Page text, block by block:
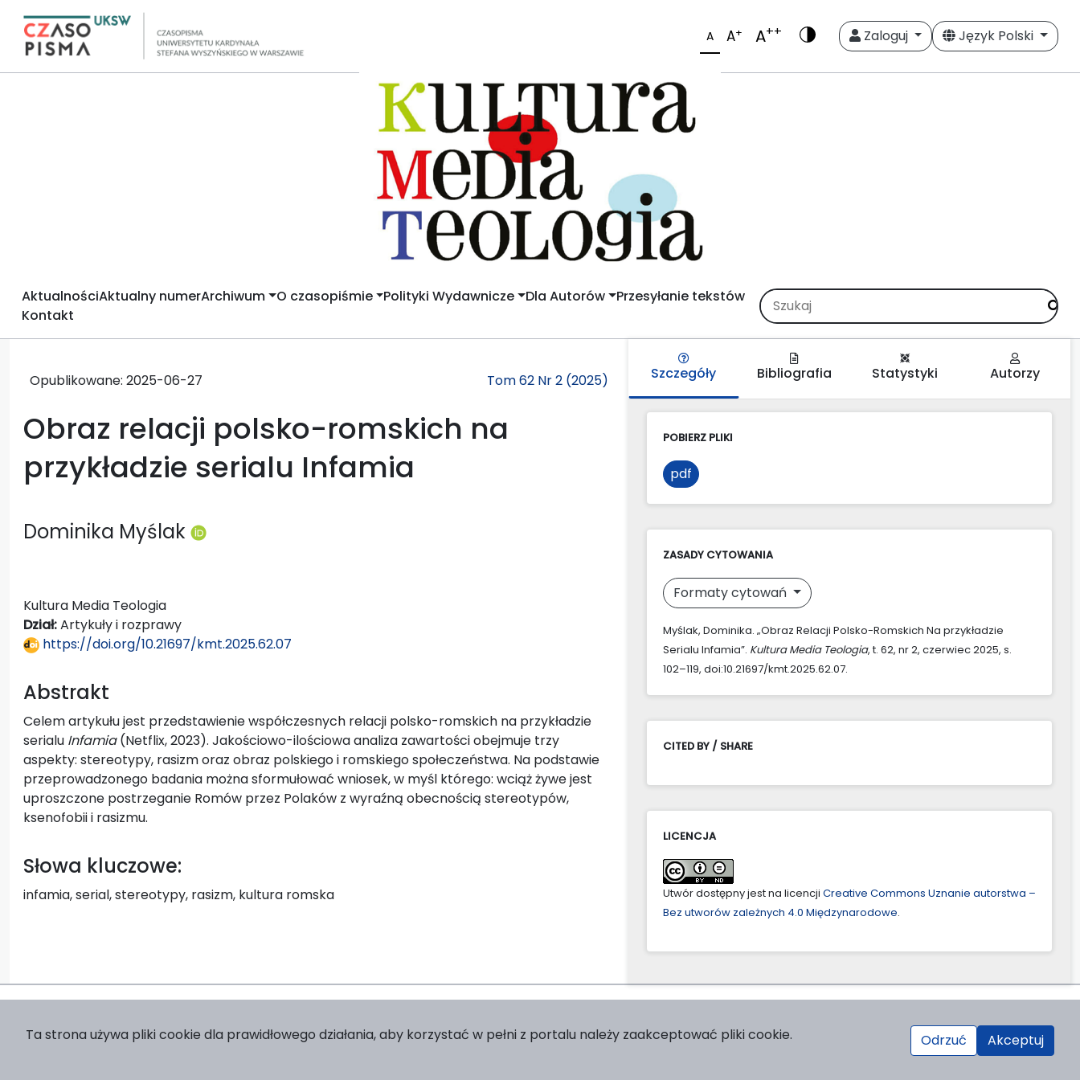
A A+ A++ Zaloguj Język Polski
AktualnościAktualny numerArchiwum O czasopiśmie Polityki Wydawnicze Dla Autorów Przesyłanie tekstów
Kontakt
Opublikowane: 2025-06-27 Tom 62 Nr 2 (2025)
Obraz relacji polsko-romskich na
przykładzie serialu Infamia
Dominika Myślak
Kultura Media Teologia
Dział:Artykuły i rozprawy
https://doi.org/10.21697/kmt.2025.62.07
Abstrakt
Celem artykułu jest przedstawienie współczesnych relacji polsko-romskich na przykładzie
serialu Infamia(Netflix, 2023). Jakościowo-ilościowa analiza zawartości obejmuje trzy
aspekty: stereotypy, rasizm oraz obraz polskiego i romskiego społeczeństwa. Na podstawie
przeprowadzonego badania można sformułować wniosek, w myśl którego: wciąż żywe jest
uproszczone postrzeganie Romów przez Polaków z wyraźną obecnością stereotypów,
ksenofobii i rasizmu.
Słowa kluczowe:
infamia, serial, stereotypy, rasizm, kultura romska
Szczegóły Bibliografia Statystyki Autorzy
POBIERZ PLIKI
pdf
ZASADY CYTOWANIA
Formaty cytowań
Myślak, Dominika. „Obraz Relacji Polsko-Romskich Na przykładzie
Serialu Infamia”. Kultura Media Teologia, t. 62, nr 2, czerwiec 2025, s.
102–119, doi:10.21697/kmt.2025.62.07.
CITED BY / SHARE
LICENCJA
Utwór dostępny jest na licencji Creative Commons Uznanie autorstwa –
Bez utworów zależnych 4.0 Międzynarodowe.
Ta strona używa pliki cookie dla prawidłowego działania, aby korzystać w pełni z portalu należy zaakceptować pliki cookie. Odrzuć Akceptuj